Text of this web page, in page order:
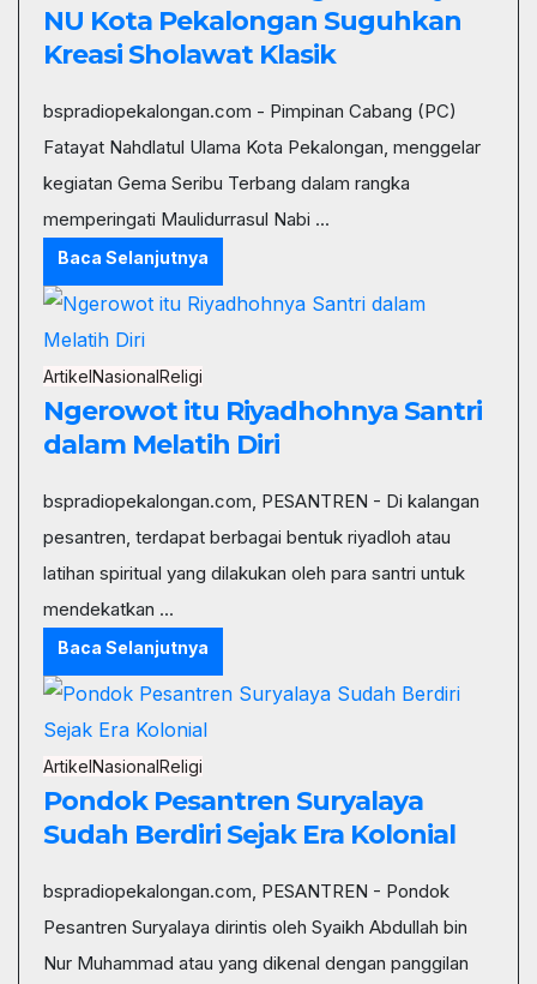
NU Kota Pekalongan Suguhkan
Kreasi Sholawat Klasik
bspradiopekalongan.com - Pimpinan Cabang (PC)
Fatayat Nahdlatul Ulama Kota Pekalongan, menggelar
kegiatan Gema Seribu Terbang dalam rangka
memperingati Maulidurrasul Nabi ...
Baca Selanjutnya
ArtikelNasionalReligi
Ngerowot itu Riyadhohnya Santri
dalam Melatih Diri
bspradiopekalongan.com, PESANTREN - Di kalangan
pesantren, terdapat berbagai bentuk riyadloh atau
latihan spiritual yang dilakukan oleh para santri untuk
mendekatkan ...
Baca Selanjutnya
ArtikelNasionalReligi
Pondok Pesantren Suryalaya
Sudah Berdiri Sejak Era Kolonial
bspradiopekalongan.com, PESANTREN - Pondok
Pesantren Suryalaya dirintis oleh Syaikh Abdullah bin
Nur Muhammad atau yang dikenal dengan panggilan